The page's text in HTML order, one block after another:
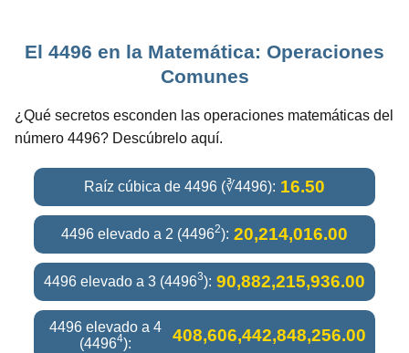
El 4496 en la Matemática: Operaciones
Comunes
¿Qué secretos esconden las operaciones matemáticas del
número 4496? Descúbrelo aquí.
Raíz cúbica de 4496 (∛4496): 16.50
4496 elevado a 2 (44962): 20,214,016.00
4496 elevado a 3 (44963): 90,882,215,936.00
4496 elevado a 4
(44964): 408,606,442,848,256.00